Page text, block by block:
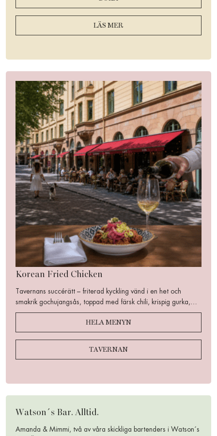
LÄS MER
Korean Fried Chicken
Tavernans succérätt – friterad kyckling vänd i en het och
smakrik gochujangsås, toppad med färsk chili, krispig gurka,
rostade sesamfrön och picklad rödlök. En perfekt balans mellan
sötma, hetta, syra och krispighet…
HELA MENYN
TAVERNAN
Watson´s Bar. Alltid.
Amanda & Mimmi, två av våra skickliga bartenders i Watson´s